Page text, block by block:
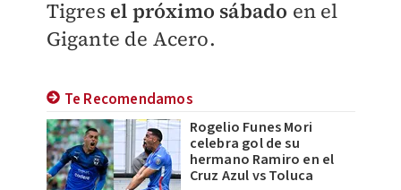
Tigres el próximo sábado en el
Gigante de Acero.
Te Recomendamos
Rogelio Funes Mori
celebra gol de su
hermano Ramiro en el
Cruz Azul vs Toluca